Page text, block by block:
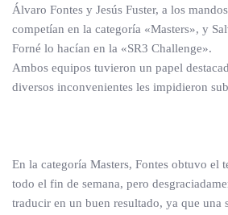
Álvaro Fontes y Jesús Fuster, a los
competían en la categoría «Masters», y
Forné lo hacían en la «SR3 Challenge».
Ambos equipos tuvieron un papel
diversos inconvenientes les impidieron
En la categoría Masters, Fontes obtuvo el
todo el fin de semana, pero
traducir en un buen resultado, ya que una